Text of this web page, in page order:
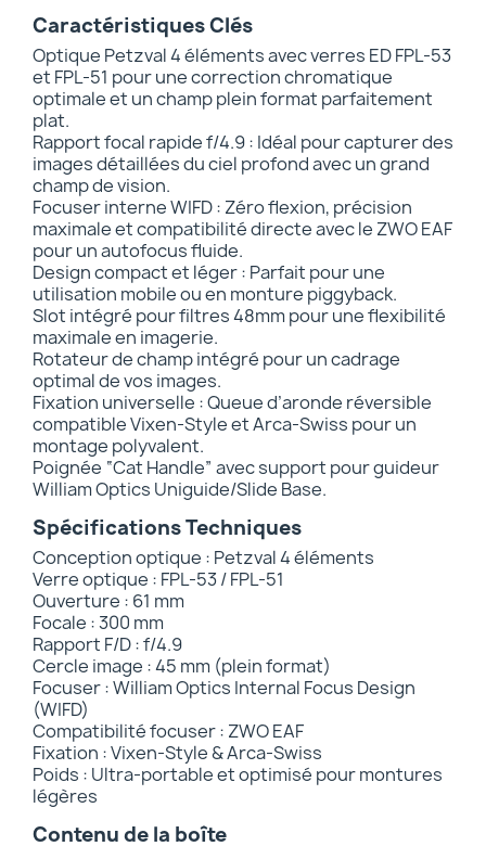
Caractéristiques Clés
Optique Petzval 4 éléments avec verres ED FPL-53
et FPL-51 pour une correction chromatique
optimale et un champ plein format parfaitement
plat.
Rapport focal rapide f/4.9 : Idéal pour capturer des
images détaillées du ciel profond avec un grand
champ de vision.
Focuser interne WIFD : Zéro flexion, précision
maximale et compatibilité directe avec le ZWO EAF
pour un autofocus fluide.
Design compact et léger : Parfait pour une
utilisation mobile ou en monture piggyback.
Slot intégré pour filtres 48mm pour une flexibilité
maximale en imagerie.
Rotateur de champ intégré pour un cadrage
optimal de vos images.
Fixation universelle : Queue d’aronde réversible
compatible Vixen-Style et Arca-Swiss pour un
montage polyvalent.
Poignée “Cat Handle” avec support pour guideur
William Optics Uniguide/Slide Base.
Spécifications Techniques
Conception optique : Petzval 4 éléments
Verre optique : FPL-53 / FPL-51
Ouverture : 61 mm
Focale : 300 mm
Rapport F/D : f/4.9
Cercle image : 45 mm (plein format)
Focuser : William Optics Internal Focus Design
(WIFD)
Compatibilité focuser : ZWO EAF
Fixation : Vixen-Style & Arca-Swiss
Poids : Ultra-portable et optimisé pour montures
légères
Contenu de la boîte